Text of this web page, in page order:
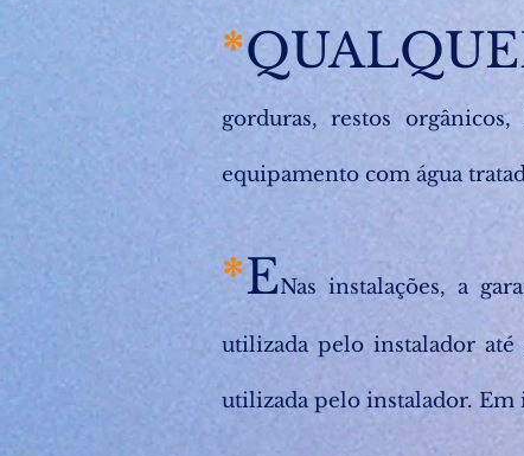
*
gorduras, restos
equipamento com água
*ENas instalações, a
utilizada pelo instalador até
utilizada pelo instalador. Em